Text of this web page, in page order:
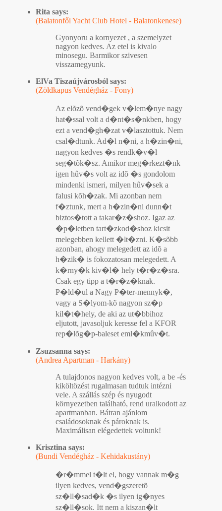
Rita says:
(Balatonfői Yacht Club Hotel - Balatonkenese)
Gyonyoru a kornyezet , a szemelyzet
nagyon kedves. Az etel is kivalo
minosegu. Barmikor szivesen
visszamegyunk.
ElVa Tiszaújvárosból says:
(Zöldkapus Vendégház - Fony)
Az elõzõ vend�gek v�lem�nye nagy
hat�ssal volt a d�nt�s�nkben, hogy
ezt a vend�gh�zat v�lasztottuk. Nem
csal�dtunk. Ad�l n�ni, a h�zin�ni,
nagyon kedves �s rendk�v�l
seg�tõk�sz. Amikor meg�rkezt�nk
igen hûv�s volt az idõ �s gondolom
mindenki ismeri, milyen hûv�sek a
falusi kõh�zak. Mi azonban nem
f�ztunk, mert a h�zin�ni dunn�t
biztos�tott a takar�z�shoz. Igaz az
�p�letben tart�zkod�shoz kicsit
melegebben kellett �lt�zni. K�sõbb
azonban, ahogy melegedett az idõ a
h�zik� is fokozatosan melegedett. A
k�rny�k kiv�l� hely t�r�z�sra.
Csak egy tipp a t�r�z�knak.
P�ld�ul a Nagy P�ter-mennyk�,
vagy a S�lyom-kõ nagyon sz�p
kil�t�hely, de aki az ut�bbihoz
eljutott, javasoljuk keresse fel a KFOR
rep�lõg�p-baleset eml�kmûv�t.
Zsuzsanna says:
(Andrea Apartman - Harkány)
A tulajdonos nagyon kedves volt, a be -és
kiköltözést rugalmasan tudtuk intézni
vele. A szállás szép és nyugodt
környezetben található, rend uralkodott az
apartmanban. Bátran ajánlom
családosoknak és pároknak is.
Maximálisan elégedettek voltunk!
Krisztina says:
(Bundi Vendégház - Kehidakustány)
�r�mmel t�lt el, hogy vannak m�g
ilyen kedves, vend�gszeretõ
sz�ll�sad�k �s ilyen ig�nyes
sz�ll�sok. Itt nem a kiszan�lt